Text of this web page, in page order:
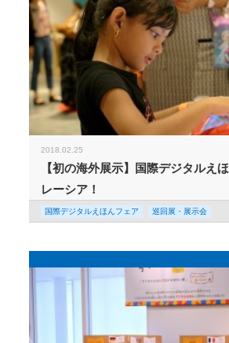
2018.02.25
【初の海外展示】国際デジタルえ
レーシア！
国際デジタルえほんフェア 巡回展・展示会